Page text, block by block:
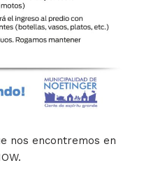
nos encontremos en